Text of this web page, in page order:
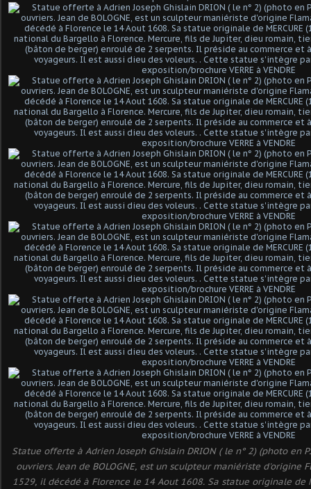
Statue offerte à Adrien Joseph Ghislain DRION ( le n° 2) (photo en
ouvriers. Jean de BOLOGNE, est un sculpteur maniériste d'origine
1529, il décédé à Florence le 14 Aout 1608. Sa statue originale de